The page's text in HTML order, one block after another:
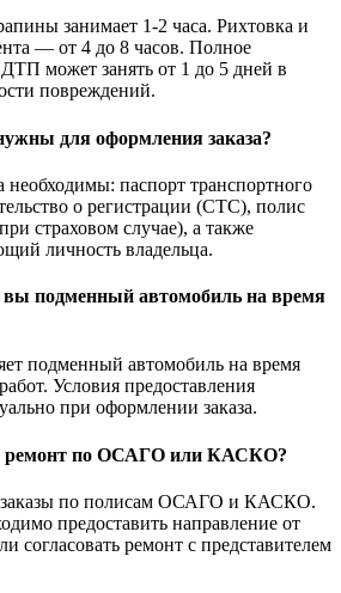
занимает 1-2 часа. Рихтовка и
— от 4 до 8 часов. Полное
может занять от 1 до 5 дней в
повреждений.
для оформления заказа?
необходимы: паспорт транспортного
о регистрации (СТС), полис
страховом случае), а также
личность владельца.
вы подменный автомобиль на время
подменный автомобиль на время
Условия предоставления
при оформлении заказа.
ремонт по ОСАГО или КАСКО?
заказы по полисам ОСАГО и КАСКО.
предоставить направление от
согласовать ремонт с представителем